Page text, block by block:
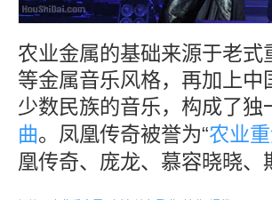
农业金属的基础来源于老
等金属音乐风格，再加上
少数民族的音乐，构成了
曲。凤凰传奇被誉为“农业
凰传奇、庞龙、慕容晓晓、